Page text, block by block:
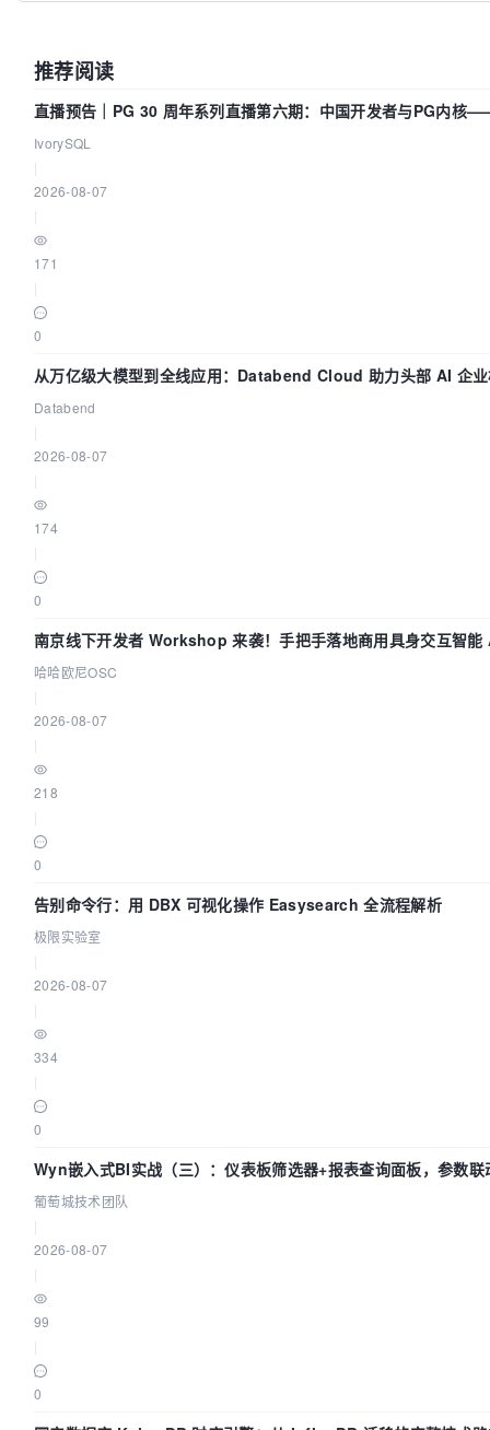
推荐阅读
直播预告｜PG 30 周年系列直播第六期：中国开发者与PG内核
改得动吗？我们贡献了什么？
IvorySQL
2026-08-07
171
0
从万亿级大模型到全线应用：Databend Cloud 助力头部 AI 企
链路 Trace 数据管道
Databend
2026-08-07
174
0
南京线下开发者 Workshop 来袭！手把手落地商用具身交互智
应用
哈哈欧尼OSC
2026-08-07
218
0
告别命令行：用 DBX 可视化操作 Easysearch 全流程解析
极限实验室
2026-08-07
334
0
Wyn嵌入式BI实战（三）：仪表板筛选器+报表查询面板，参数联
环
葡萄城技术团队
2026-08-07
99
0